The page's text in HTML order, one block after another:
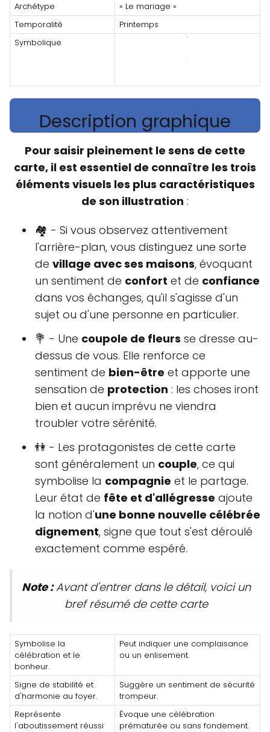
Archétype
« Le mariage »
Temporalité
Printemps
Symbolique
Description graphique
Pour saisir pleinement le sens de cette
carte, il est essentiel de connaître les trois
éléments visuels les plus caractéristiques
de son illustration :
🏘 - Si vous observez attentivement
l'arrière-plan, vous distinguez une sorte
de village avec ses maisons, évoquant
un sentiment de confort et de confiance
dans vos échanges, qu'il s'agisse d'un
sujet ou d'une personne en particulier.
💐 - Une coupole de fleurs se dresse au-
dessus de vous. Elle renforce ce
sentiment de bien-être et apporte une
sensation de protection : les choses iront
bien et aucun imprévu ne viendra
troubler votre sérénité.
👫 - Les protagonistes de cette carte
sont généralement un couple, ce qui
symbolise la compagnie et le partage.
Leur état de fête et d'allégresse ajoute
la notion d'une bonne nouvelle célébrée
dignement, signe que tout s'est déroulé
exactement comme espéré.
Note :Avant d'entrer dans le détail, voici un
bref résumé de cette carte
Symbolise la
célébration et le
bonheur.
Peut indiquer une complaisance
ou un enlisement.
Signe de stabilité et
d'harmonie au foyer.
Suggère un sentiment de sécurité
trompeur.
Représente
l'aboutissement réussi
Évoque une célébration
prématurée ou sans fondement.